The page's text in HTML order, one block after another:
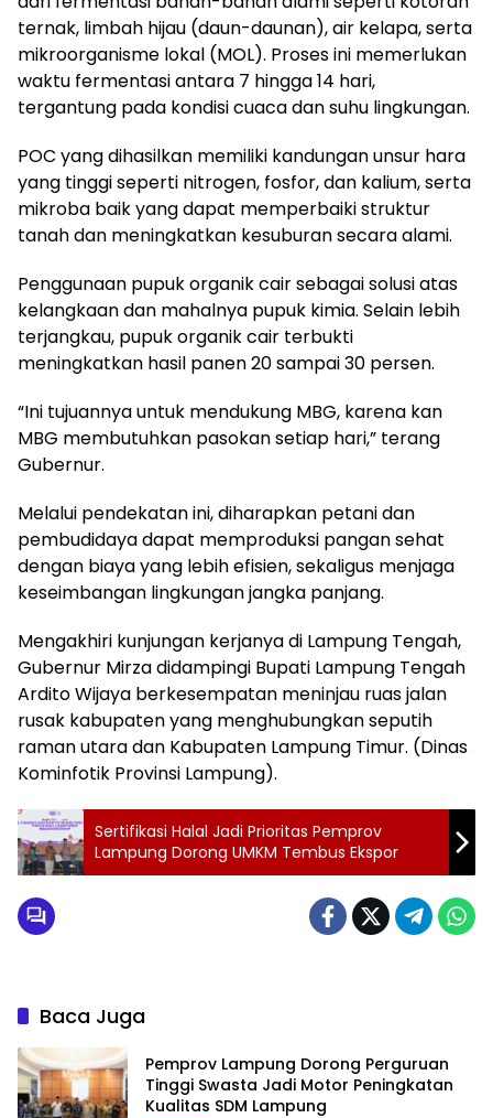
ternak, limbah hijau (daun-daunan), air kelapa, serta
mikroorganisme lokal (MOL). Proses ini memerlukan
waktu fermentasi antara 7 hingga 14 hari,
tergantung pada kondisi cuaca dan suhu lingkungan.
POC yang dihasilkan memiliki kandungan unsur hara
yang tinggi seperti nitrogen, fosfor, dan kalium, serta
mikroba baik yang dapat memperbaiki struktur
tanah dan meningkatkan kesuburan secara alami.
Penggunaan pupuk organik cair sebagai solusi atas
kelangkaan dan mahalnya pupuk kimia. Selain lebih
terjangkau, pupuk organik cair terbukti
meningkatkan hasil panen 20 sampai 30 persen.
“Ini tujuannya untuk mendukung MBG, karena kan
MBG membutuhkan pasokan setiap hari,” terang
Gubernur.
Melalui pendekatan ini, diharapkan petani dan
pembudidaya dapat memproduksi pangan sehat
dengan biaya yang lebih efisien, sekaligus menjaga
keseimbangan lingkungan jangka panjang.
Mengakhiri kunjungan kerjanya di Lampung Tengah,
Gubernur Mirza didampingi Bupati Lampung Tengah
Ardito Wijaya berkesempatan meninjau ruas jalan
rusak kabupaten yang menghubungkan seputih
raman utara dan Kabupaten Lampung Timur. (Dinas
Kominfotik Provinsi Lampung).
Sertifikasi Halal Jadi Prioritas Pemprov
Lampung Dorong UMKM Tembus Ekspor
Baca Juga
Pemprov Lampung Dorong Perguruan
Tinggi Swasta Jadi Motor Peningkatan
Kualitas SDM Lampung